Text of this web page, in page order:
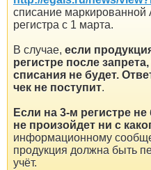
списание маркированной
регистра с 1 марта.
В случае, если
регистре после
списания не будет.
чек не поступит.
Если на 3-м регистре
не произойдет ни с
информационному
продукция должна быть
учёт.